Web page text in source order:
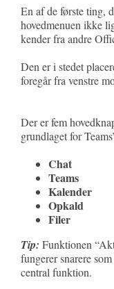
En af de første ting,
hovedmenuen ikke
kender fra andre
Den er i stedet
foregår fra venstre
Der er fem
grundlaget for
Chat
Teams
Kalender
Opkald
Filer
Tip: Funktionen
fungerer snarere
central funktion.